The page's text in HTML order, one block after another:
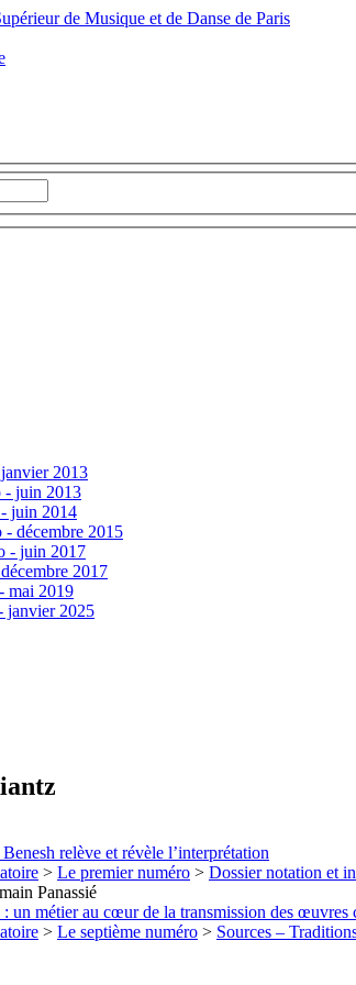
2013
- juin 2013
juin 2014
- décembre 2015
- juin 2017
2017
mai 2019
janvier 2025
relève et révèle l’interprétation
> Le premier numéro > Dossier notation et
Panassié
un métier au cœur de la transmission des œuvres
> Le septième numéro > Sources –